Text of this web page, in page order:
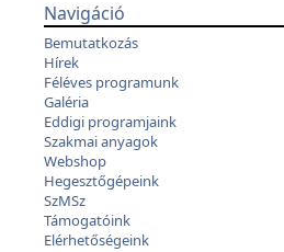
Navigáció
Bemutatkozás
Hírek
Féléves programunk
Galéria
Eddigi programjaink
Szakmai anyagok
Webshop
Hegesztőgépeink
SzMSz
Támogatóink
Elérhetőségeink